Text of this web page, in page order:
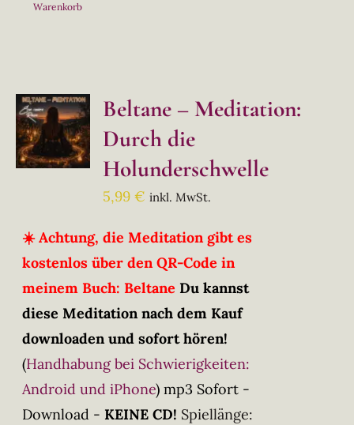
Warenkorb
Beltane – Meditation:
Durch die
Holunderschwelle
5,99€ inkl. MwSt.
☀️ Achtung, die Meditation gibt es
kostenlos über den QR-Code in
meinem Buch: Beltane Du kannst
diese Meditation nach dem Kauf
downloaden und sofort hören!
(Handhabung bei Schwierigkeiten:
Android und iPhone) mp3 Sofort -
Download - KEINE CD! Spiellänge: